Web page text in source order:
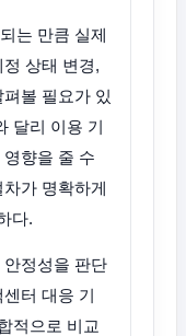
는 만큼 실제
상태 변경,
볼 필요가 있
달리 이용 기
향을 줄 수
가 명확하게
다.
정성을 판단
터 대응 기
적으로 비교